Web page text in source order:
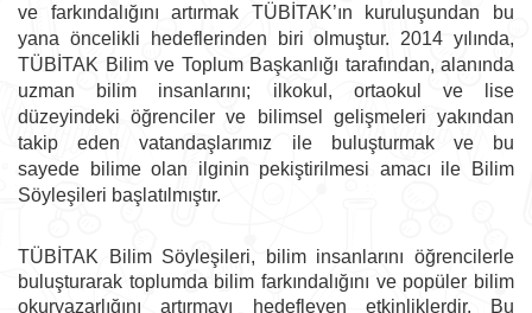
ve farkındalığını artırmak TÜBİTAK’ın kuruluşundan bu
yana öncelikli hedeflerinden biri olmuştur. 2014 yılında,
TÜBİTAK Bilim ve Toplum Başkanlığı tarafından, alanında
uzman bilim insanlarını; ilkokul, ortaokul ve lise
düzeyindeki öğrenciler ve bilimsel gelişmeleri yakından
takip eden vatandaşlarımız ile buluşturmak ve bu
sayede
bilime olan ilginin pekiştirilmesi amacı ile Bilim
Söyleşileri başlatılmıştır.
TÜBİTAK Bilim Söyleşileri, bilim insanlarını öğrencilerle
buluşturarak toplumda bilim farkındalığını ve popüler bilim
okuryazarlığını artırmayı hedefleyen etkinliklerdir. Bu